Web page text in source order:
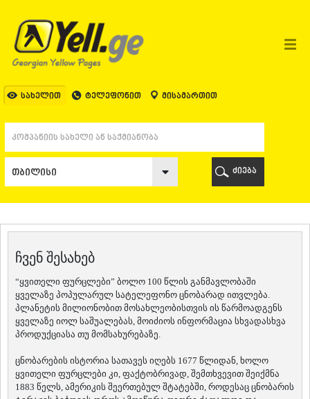
სახელით ტელეფონით მისამართით
ᲗᲑᲘᲚᲘᲡᲘ
ᲗᲑᲘᲚᲘᲡᲘ
ᲐᲤᲮᲐᲖᲔᲗᲘ
ᲒᲐᲚᲘ
ᲑᲐᲗᲣᲛᲘ
ᲥᲝᲑᲣᲚᲔᲗᲘ
ᲨᲣᲐᲮᲔᲕᲘ
ᲩᲐᲥᲕᲘ
ᲩᲝᲮᲐᲢᲐᲣᲠᲘ
ᲘᲛᲔᲠᲔᲗᲘ
ᲑᲐᲦᲓᲐᲗᲘ
ᲕᲐᲜᲘ
ᲖᲔᲡᲢᲐᲤᲝᲜᲘ
ᲗᲔᲠᲯᲝᲚᲐ
ᲡᲐᲛᲢᲠᲔᲓᲘᲐ
ᲢᲧᲘᲑᲣᲚᲘ
ᲥᲣᲗᲐᲘᲡᲘ
ᲬᲧᲐᲚᲢᲣᲑᲝ
ძიება
ჩვენ შესახებ
“ყვითელი ფურცლები” ბოლო 100 წლის განმავლობაში
ყველაზე პოპულარულ სატელეფონო ცნობარად ითვლება.
პლანეტის მილიონობით მოსახლეობისთვის ის წარმოადგენს
ყველაზე იოლ საშუალებას, მოიძიოს ინფორმაცია სხვადასხვა
პროდუქციასა თუ მომსახურებაზე.
ცნობარების ისტორია სათავეს იღებს 1677 წლიდან, ხოლო
ყვითელი ფურცლები კი, ფაქტობრივად, შემთხვევით შეიქმნა
1883 წელს, ამერიკის შეერთებულ შტატებში, როდესაც ცნობარის